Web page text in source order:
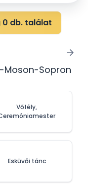
0 db. találat
Moson-Sopron
Vőfély,
Esküvői tánc